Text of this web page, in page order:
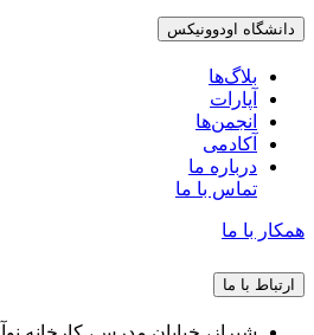
دانشگاه اودوونیکس
بلاگ‌ها
آپارات
انجمن‌ها
آکادمی
درباره ما
تماس با ما
همکار با ما
ارتباط با ما